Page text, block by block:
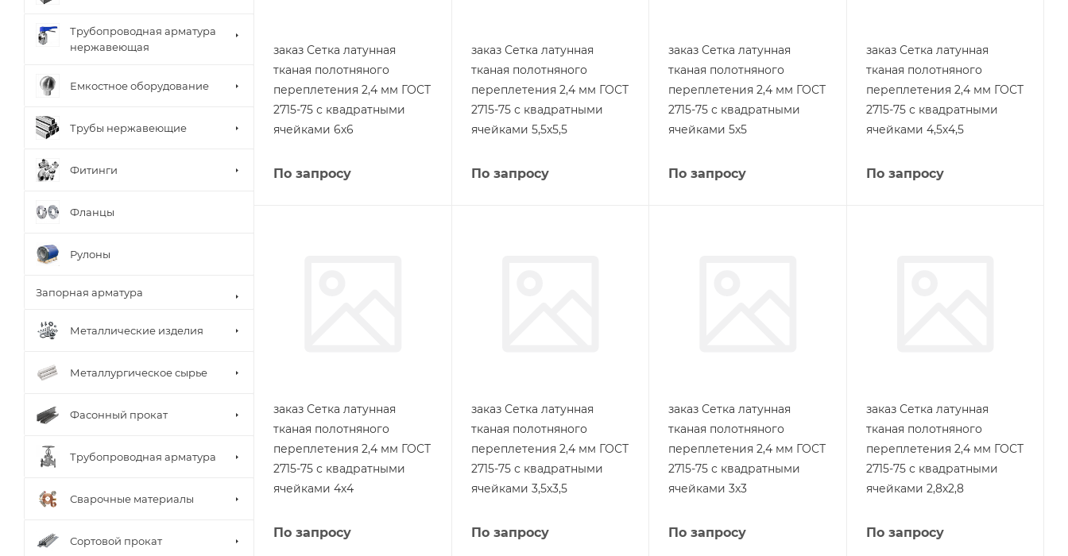
заказ Сетка латунная
тканая полотняного
переплетения 2,4 мм ГОСТ
2715-75 с квадратными
ячейками 6х6
По запросу
заказ Сетка латунная
тканая полотняного
переплетения 2,4 мм ГОСТ
2715-75 с квадратными
ячейками 5,5х5,5
По запросу
заказ Сетка латунная
тканая полотняного
переплетения 2,4 мм ГОСТ
2715-75 с квадратными
ячейками 5х5
По запросу
заказ Сетка латунная
тканая полотняного
переплетения 2,4 мм ГОСТ
2715-75 с квадратными
ячейками 4,5х4,5
По запросу
заказ Сетка латунная
тканая полотняного
переплетения 2,4 мм ГОСТ
2715-75 с квадратными
ячейками 4х4
По запросу
заказ Сетка латунная
тканая полотняного
переплетения 2,4 мм ГОСТ
2715-75 с квадратными
ячейками 3,5х3,5
По запросу
заказ Сетка латунная
тканая полотняного
переплетения 2,4 мм ГОСТ
2715-75 с квадратными
ячейками 3х3
По запросу
заказ Сетка латунная
тканая полотняного
переплетения 2,4 мм ГОСТ
2715-75 с квадратными
ячейками 2,8х2,8
По запросу
Трубопроводная арматура
нержавеющая
Емкостное оборудование
Трубы нержавеющие
Фитинги
Фланцы
Рулоны
Запорная арматура
Металлические изделия
Металлургическое сырье
Фасонный прокат
Трубопроводная арматура
Сварочные материалы
Сортовой прокат